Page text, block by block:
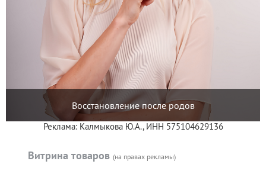
Восстановление после родов
Реклама: Калмыкова Ю.А., ИНН 575104629136
Витрина товаров (на правах рекламы)